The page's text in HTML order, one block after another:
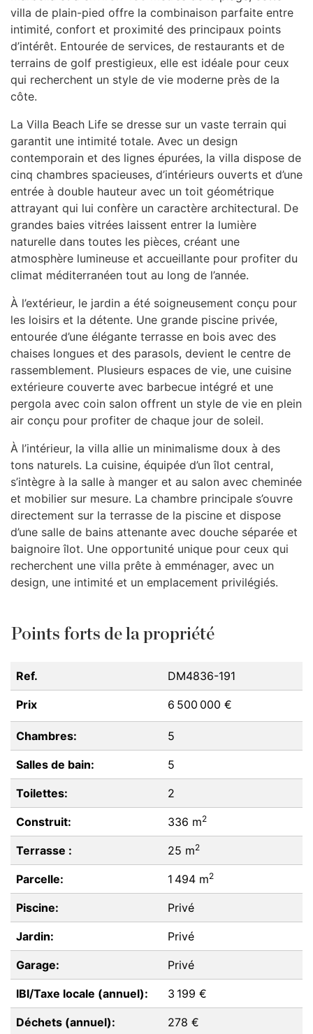
villa de plain-pied offre la combinaison parfaite entre
intimité, confort et proximité des principaux points
d’intérêt. Entourée de services, de restaurants et de
terrains de golf prestigieux, elle est idéale pour ceux
qui recherchent un style de vie moderne près de la
côte.
La Villa Beach Life se dresse sur un vaste terrain qui
garantit une intimité totale. Avec un design
contemporain et des lignes épurées, la villa dispose de
cinq chambres spacieuses, d’intérieurs ouverts et d’une
entrée à double hauteur avec un toit géométrique
attrayant qui lui confère un caractère architectural. De
grandes baies vitrées laissent entrer la lumière
naturelle dans toutes les pièces, créant une
atmosphère lumineuse et accueillante pour profiter du
climat méditerranéen tout au long de l’année.
À l’extérieur, le jardin a été soigneusement conçu pour
les loisirs et la détente. Une grande piscine privée,
entourée d’une élégante terrasse en bois avec des
chaises longues et des parasols, devient le centre de
rassemblement. Plusieurs espaces de vie, une cuisine
extérieure couverte avec barbecue intégré et une
pergola avec coin salon offrent un style de vie en plein
air conçu pour profiter de chaque jour de soleil.
À l’intérieur, la villa allie un minimalisme doux à des
tons naturels. La cuisine, équipée d’un îlot central,
s’intègre à la salle à manger et au salon avec cheminée
et mobilier sur mesure. La chambre principale s’ouvre
directement sur la terrasse de la piscine et dispose
d’une salle de bains attenante avec douche séparée et
baignoire îlot. Une opportunité unique pour ceux qui
recherchent une villa prête à emménager, avec un
design, une intimité et un emplacement privilégiés.
Points forts de la propriété
Ref. DM4836-191
Prix 6 500 000 €
Chambres: 5
Salles de bain: 5
Toilettes: 2
Construit: 336 m2
Terrasse : 25 m2
Parcelle: 1 494 m2
Piscine: Privé
Jardin: Privé
Garage: Privé
IBI/Taxe locale (annuel): 3 199 €
Déchets (annuel): 278 €